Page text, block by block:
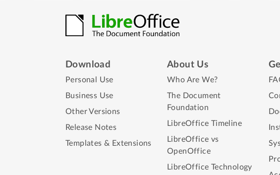
Download
Personal Use
Business Use
Other Versions
Release Notes
Templates & Extensions
About Us
Who Are We?
The Document
Foundation
LibreOffice Timeline
LibreOffice vs
OpenOffice
LibreOffice Technology